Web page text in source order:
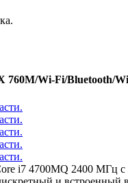
760M/Wi-Fi/Bluetooth/
i7 4700MQ 2400